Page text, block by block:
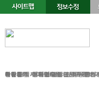
서유럽 동유럽/발칸 동서유럽
부활절 성탄절/연말연시 이벤
북유럽/러시아 아이슬란드 Fire &
그리스/터키 스페인/포르투갈
한국/미국 테마여행 허니문
박람회 해외연수 전시/공연
독일여행 가이드&차량 예약
항공.호텔.열차
여행후기 포토앨범 여행정보
예약문의 자주하는 질문 승차